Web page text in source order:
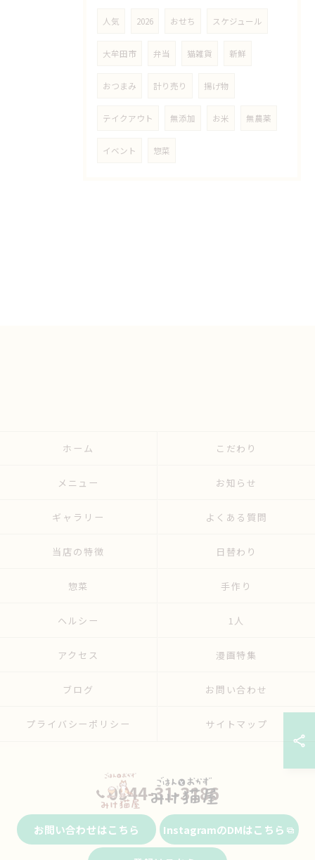
人気 2026 おせち スケジュール
大牟田市 弁当 猫雑貨 新鮮
おつまみ 計り売り 揚げ物
テイクアウト 無添加 お米 無農薬
イベント 惣菜
0944-31-3186
お問い合わせはこちら InstagramのDMはこちら
ホーム こだわり
メニュー お知らせ
ギャラリー よくある質問
当店の特徴 日替わり
惣菜 手作り
ヘルシー 1人
アクセス 漫画特集
ブログ お問い合わせ
プライバシーポリシー サイトマップ
© 2026 福岡県大牟田市の弁当ならごはんとおかず みけ猫屋 ALL RIGHTS